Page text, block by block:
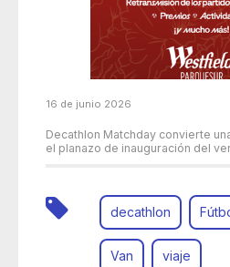
16 de junio 2026
Decathlon Matchday convierte
el planazo de inauguración del
decathlon
Van viaje